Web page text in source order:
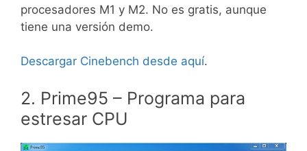
procesadores M1 y M2. No es gratis, aunque
tiene una versión demo.
Descargar Cinebench desde aquí.
2. Prime95 – Programa para
estresar CPU